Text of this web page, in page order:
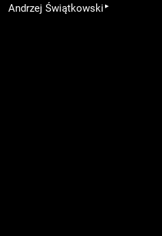
Andrzej Świątkowski ▸